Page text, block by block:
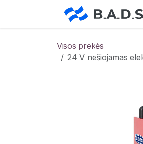
Visos prekės
24 V nešiojamas